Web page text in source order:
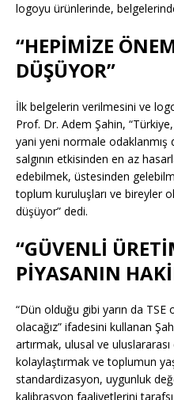
logoyu ürünlerinde,
“HEPİMİZE
DÜŞÜYOR”
İlk belgelerin verilmesini ve
Prof. Dr. Adem Şahin,
yani yeni normale
salgının etkisinden en az
edebilmek, üstesinden
toplum kuruluşları ve bireyler
düşüyor” dedi.
“GÜVENLİ
PİYASANIN
“Dün olduğu gibi yarın da TSE
olacağız” ifadesini kullanan
artırmak, ulusal ve
kolaylaştırmak ve toplumun
standardizasyon, uygunluk
kalibrasyon faaliyetlerini